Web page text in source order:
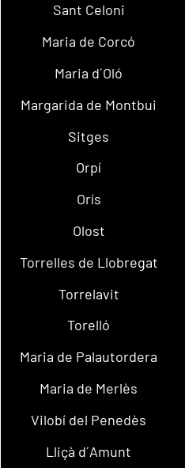
Sant Celoni
Maria de Corcó
Maria d´Oló
Margarida de Montbui
Sitges
Orpí
Orís
Olost
Torrelles de Llobregat
Torrelavit
Torelló
Maria de Palautordera
Maria de Merlès
Vilobí del Penedès
Lliçà d´Amunt